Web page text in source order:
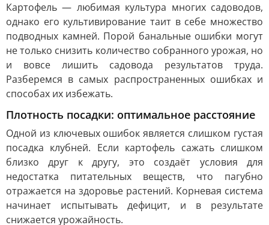
Картофель — любимая культура многих садоводов,
однако его культивирование таит в себе множество
подводных камней. Порой банальные ошибки могут
не только снизить количество собранного урожая, но
и вовсе лишить садовода результатов труда.
Разберемся в самых распространенных ошибках и
способах их избежать.
Плотность посадки: оптимальное расстояние
Одной из ключевых ошибок является слишком густая
посадка клубней. Если картофель сажать слишком
близко друг к другу, это создаёт условия для
недостатка питательных веществ, что пагубно
отражается на здоровье растений. Корневая система
начинает испытывать дефицит, и в результате
снижается урожайность.